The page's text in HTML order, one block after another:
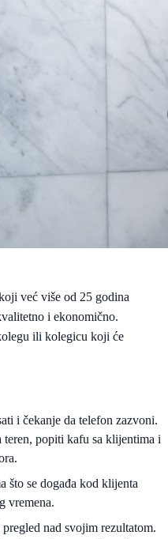
već više od 25 godina
i ekonomično.
ili kolegicu koji će
i čekanje da telefon zazvoni.
popiti kafu sa klijentima i
što se događa kod klijenta
vremena.
nad svojim rezultatom.